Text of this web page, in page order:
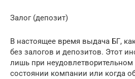
Залог (депозит)
В настоящее время выдача БГ,
без залогов и депозитов. Этот
лишь при
состоянии компании или когда